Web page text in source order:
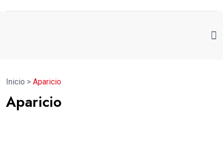
Inicio > Aparicio
Aparicio